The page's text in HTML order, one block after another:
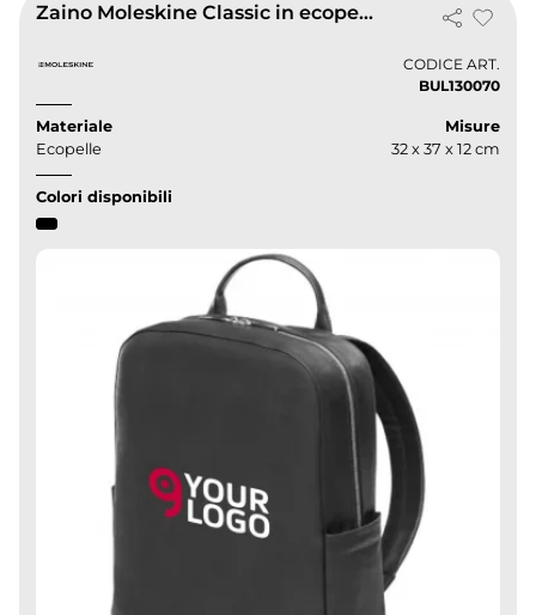
Zaino Moleskine Classic in ecopelle nera 15" con tasche smart
CODICE ART.
BUL130070
Materiale
Ecopelle
Misure
32 x 37 x 12 cm
Colori disponibili